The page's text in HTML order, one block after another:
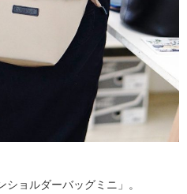
ョルダーバッグミニ」。